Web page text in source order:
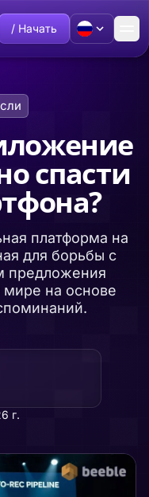
/ Начать
спасти
платформа на
для борьбы с
предложения
мире на основе
г.